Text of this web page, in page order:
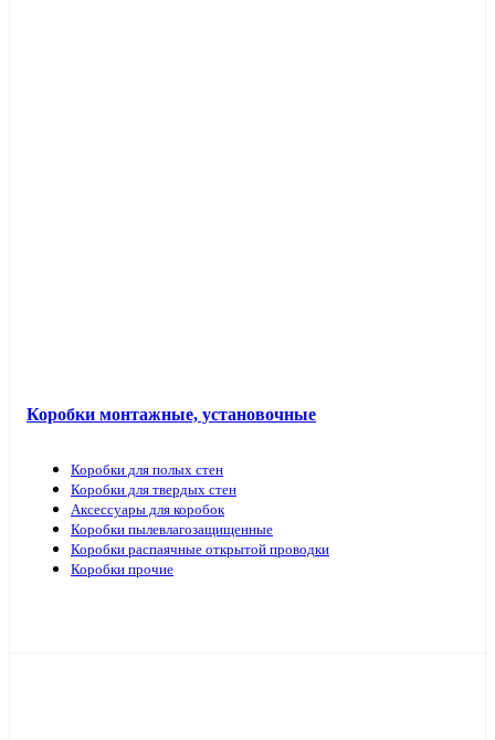
Коробки монтажные, установочные
Коробки для полых стен
Коробки для твердых стен
Аксессуары для коробок
Коробки пылевлагозащищенные
Коробки распаячные открытой проводки
Коробки прочие